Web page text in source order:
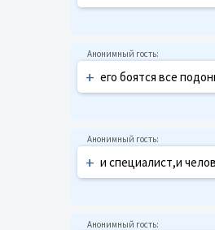
+ его боятся все
+ и специалист,и